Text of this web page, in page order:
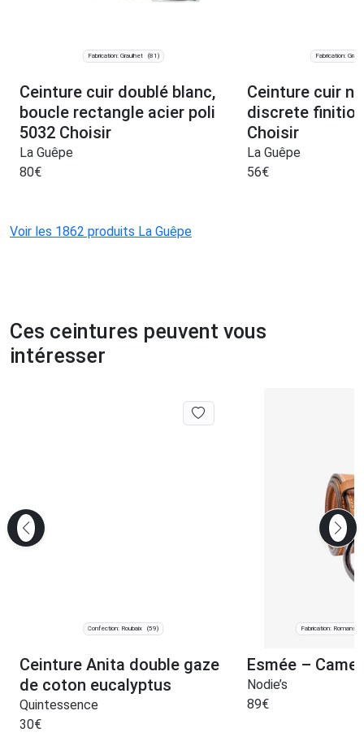
Fabrication: Graulhet (81)
Ceinture cuir doublé blanc,
boucle rectangle acier poli
5032 Choisir
La Guêpe
80€
Fabrication:
Ceinture cuir
discrete
Choisir
La Guêpe
56€
Voir les 1862 produits La Guêpe
Ces ceintures peuvent vous
intéresser
Confection: Roubaix (59)
Ceinture Anita double gaze
de coton eucalyptus
Quintessence
30€
Fabrication: Romans-
Esmée –
Nodie’s
89€